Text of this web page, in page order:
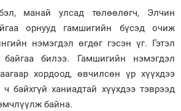
манай улсад төлөөлөгч, Элчин
орнууд гамшигийн бүсэд очиж
нэмэгдэл өгдөг гэсэн үг. Гэтэл
билээ. Гамшигийн нэмэгдэл
хордоод, өвчилсөн үр хүүхдээ
байхгүй ханиадтай хүүхдээ тэврээд
байна.